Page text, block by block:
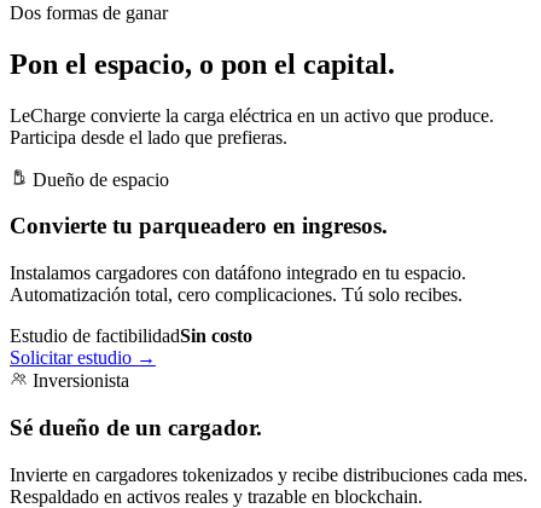
Dos formas de ganar
Pon el espacio, o pon el capital.
LeCharge convierte la carga eléctrica en un activo que produce.
Participa desde el lado que prefieras.
Dueño de espacio
Convierte tu parqueadero en ingresos.
Instalamos cargadores con datáfono integrado en tu espacio.
Automatización total, cero complicaciones. Tú solo recibes.
Estudio de factibilidadSin costo
Solicitar estudio →
Inversionista
Sé dueño de un cargador.
Invierte en cargadores tokenizados y recibe distribuciones cada mes.
Respaldado en activos reales y trazable en blockchain.